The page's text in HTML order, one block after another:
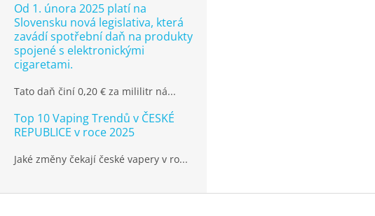
Od 1. února 2025 platí na
Slovensku nová legislativa, která
zavádí spotřební daň na produkty
spojené s elektronickými
cigaretami.
Tato daň činí 0,20 € za mililitr ná...
Top 10 Vaping Trendů v ČESKÉ
REPUBLICE v roce 2025
Jaké změny čekají české vapery v ro...